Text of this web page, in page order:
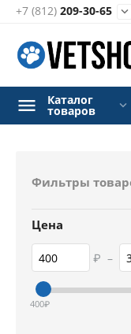
+7 (812) 209-30-65 
Каталог
товаров
Фильтры
Цена
₽ –
400₽